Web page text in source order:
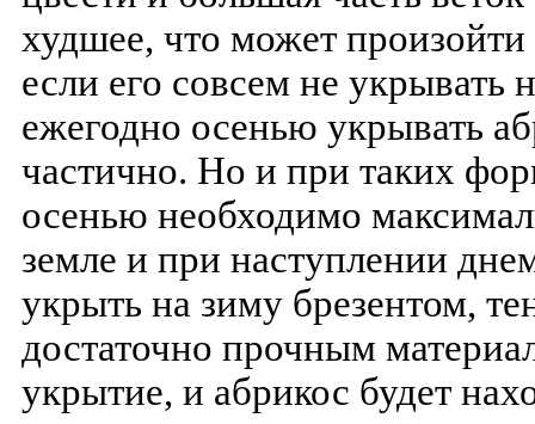
худшее, что может
если его совсем не
ежегодно осенью укрывать
частично. Но и при таких
осенью необходимо
земле и при наступлении
укрыть на зиму брезентом,
достаточно прочным
укрытие, и абрикос будет